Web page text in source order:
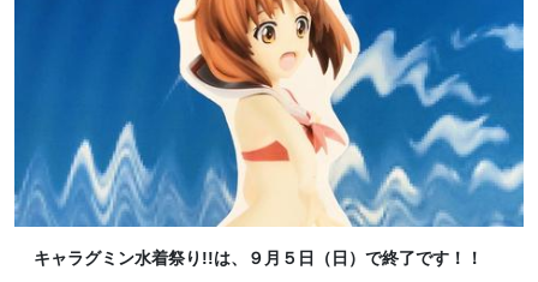
キャラグミン水着祭り!!は、９月５日（日）で終了です！！